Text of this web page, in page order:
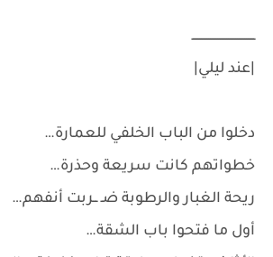
ـــــــــــــــــــــــــــــــــــ
|عند ليلي|
دخلوا من الباب الخلفي للعمارة…
خطواتهم كانت سريعة وحذرة…
ريحة الغبار والرطوبة ضـ ــربت أنفهم…
أول ما فتحوا باب الشقة…